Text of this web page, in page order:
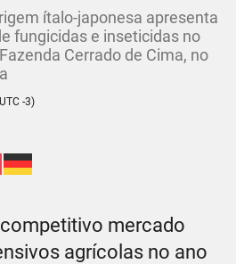
ítalo-japonesa apresenta
fungicidas e inseticidas no
Cerrado de Cima, no
-3)
mercado
agrícolas no ano